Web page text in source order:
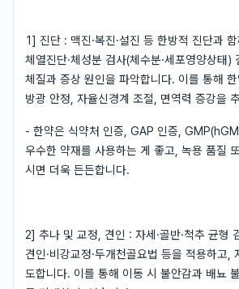
1] 진단 : 맥진·복진·설진 등 한방적 진단과 함
체열진단·체성분 검사(체수분·세포영양상태)
체질과 증상 원인을 파악합니다. 이를 통해
방광 안정, 자율신경계 조절, 면역력 증강을
- 한약은 식약처 인증, GAP 인증,
우수한 약재를 사용하는 게 좋고, 녹용 품질
시면 더욱 든든합니다.
2] 추나 및 교정, 견인 : 자세·골반·척추 균형
견인·비강교정·두개천골요법 등을 적용하고,
도합니다. 이를 통해 이동 시 불안감과 배뇨